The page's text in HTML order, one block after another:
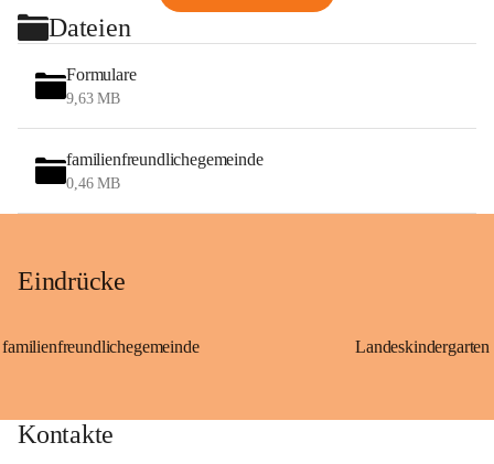
Dateien
Formulare
9,63 MB
familienfreundlichegemeinde
0,46 MB
Eindrücke
familienfreundlichegemeinde
Kontakte